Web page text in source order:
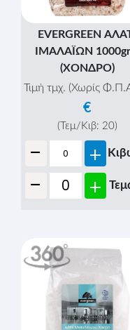
EVERGREEN
ΙΜΑΛΑΪΩΝ
(ΧΟΝΔΡΟ)
Τιμή τμχ. (Χωρίς
€
(Τεμ/Κιβ: 20)
- +
- +